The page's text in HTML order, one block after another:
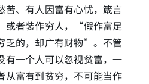
苦、有人因富有心忧，箴言
或者装作穷人，“假作富足
乏的，却广有财物”。不管
有一个人可以忽视贫富，一
从富有到贫穷，不可能当作